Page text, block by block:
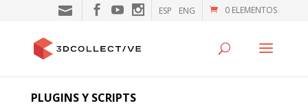
0 ELEMENTOS
ESP ENG
PLUGINS Y SCRIPTS